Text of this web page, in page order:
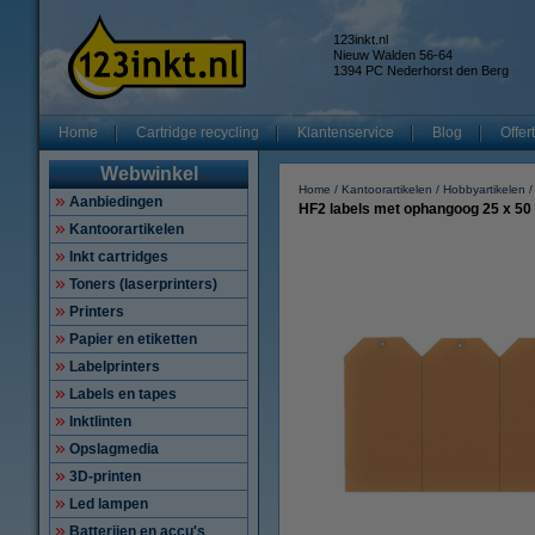
123inkt.nl
Nieuw Walden 56-64
1394 PC Nederhorst den Berg
Home Cartridge recycling Klantenservice Blog
Webwinkel
Aanbiedingen
Kantoorartikelen
Inkt cartridges
Toners (laserprinters)
Printers
Papier en etiketten
Labelprinters
Labels en tapes
Inktlinten
Opslagmedia
3D-printen
Led lampen
Batterijen en accu's
Home Kantoorartikelen Hobbyartikelen
HF2 labels met ophangoog 25 x